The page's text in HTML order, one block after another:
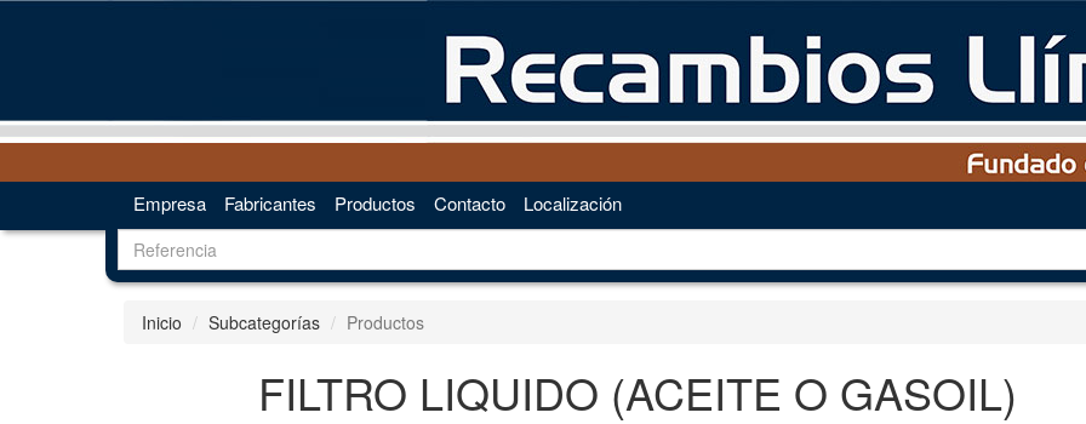
Empresa Fabricantes Productos Contacto Localización
Inicio Subcategorías Productos
FILTRO LIQUIDO (ACEITE O GASOIL)